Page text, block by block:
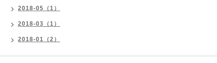
2018-05（1）
2018-03（1）
2018-01（2）